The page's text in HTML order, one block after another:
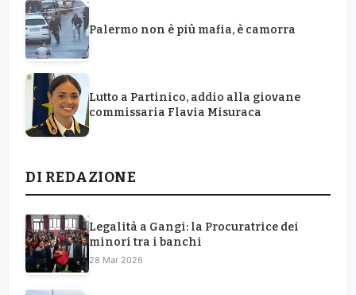
Palermo non è più mafia, è camorra
Lutto a Partinico, addio alla giovane
commissaria Flavia Misuraca
DI REDAZIONE
Legalità a Gangi: la Procuratrice dei
minori tra i banchi
28 Mar 2026